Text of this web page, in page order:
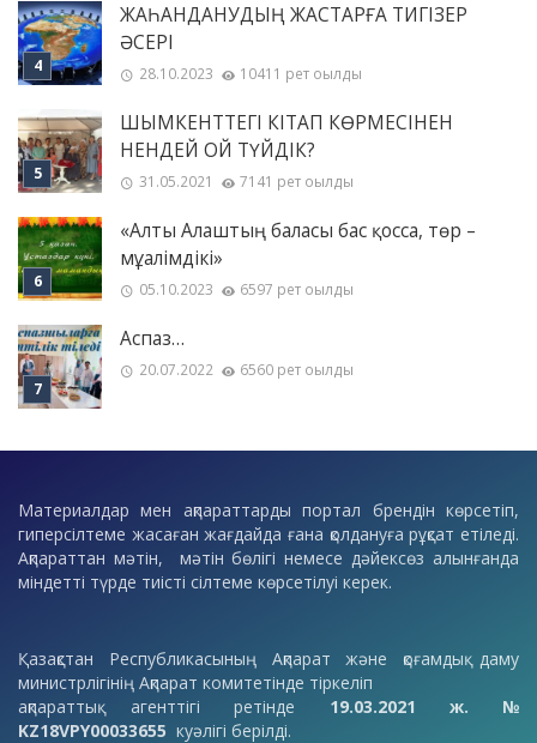
ЖАҺАНДАНУДЫҢ ЖАСТАРҒА ТИГІЗЕР
ӘСЕРІ
28.10.2023 10411 рет оқылды
ШЫМКЕНТТЕГІ КІТАП КӨРМЕСІНЕН
НЕНДЕЙ ОЙ ТҮЙДІК?
31.05.2021 7141 рет оқылды
«Алты Алаштың баласы бас қосса, төр –
мұғалімдікі»
05.10.2023 6597 рет оқылды
Аспаз…
20.07.2022 6560 рет оқылды
Материалдар мен ақпараттарды портал брендін көрсетіп,
гиперсілтеме жасаған жағдайда ғана қолдануға рұқсат етіледі.
Ақпараттан мәтін, мәтін бөлігі немесе дәйексөз алынғанда
міндетті түрде тиісті сілтеме көрсетілуі керек.
Қазақстан Республикасының Ақпарат және қоғамдық даму
министрлігінің Ақпарат комитетінде тіркеліп
ақпараттық агенттігі ретінде 19.03.2021 ж. №
KZ18VPY00033655 куәлігі берілді.